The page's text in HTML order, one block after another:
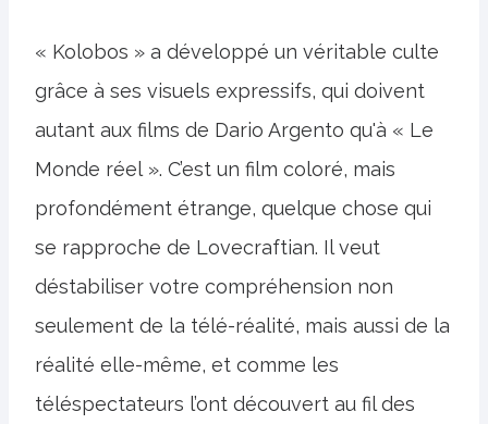
« Kolobos » a développé un véritable culte
grâce à ses visuels expressifs, qui doivent
autant aux films de Dario Argento qu'à « Le
Monde réel ». C’est un film coloré, mais
profondément étrange, quelque chose qui
se rapproche de Lovecraftian. Il veut
déstabiliser votre compréhension non
seulement de la télé-réalité, mais aussi de la
réalité elle-même, et comme les
téléspectateurs l’ont découvert au fil des